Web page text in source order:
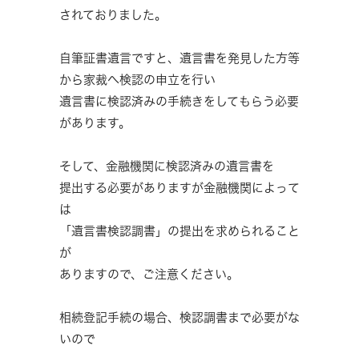
されておりました。
自筆証書遺言ですと、遺言書を発見した方等
から家裁へ検認の申立を行い
遺言書に検認済みの手続きをしてもらう必要
があります。
そして、金融機関に検認済みの遺言書を
提出する必要がありますが金融機関によって
は
「遺言書検認調書」の提出を求められること
が
ありますので、ご注意ください。
相続登記手続の場合、検認調書まで必要がな
いので